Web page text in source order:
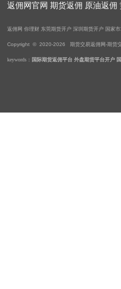
返佣网官网 期货返佣 原油返
返佣网 你理财 东莞期货开户 深圳期货开户 国家
Copyright © 2020-2026 期货交易返佣网-期货
keywords： 国际期货返佣平台 外盘期货平台开户